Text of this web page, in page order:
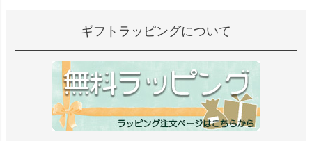
ギフトラッピングについて